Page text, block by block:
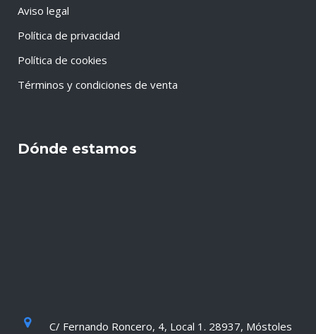
Aviso legal
Política de privacidad
Política de cookies
Términos y condiciones de venta
Dónde estamos
C/ Fernando Roncero, 4, Local 1. 28937, Móstoles